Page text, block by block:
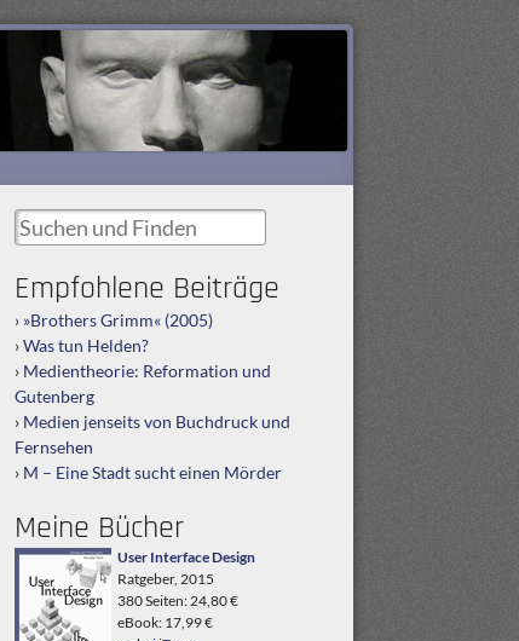
Suchen und Finden
Empfohlene Beiträge
»Brothers Grimm« (2005)
Was tun Helden?
Medientheorie: Reformation und
Gutenberg
Medien jenseits von Buchdruck und
Fernsehen
M – Eine Stadt sucht einen Mörder
Meine Bücher
User Interface Design
Ratgeber, 2015
380 Seiten: 24,80 €
eBook: 17,99 €